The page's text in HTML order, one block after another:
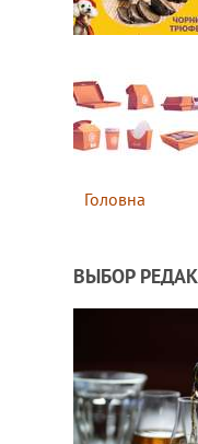
Головна
ВЫБОР